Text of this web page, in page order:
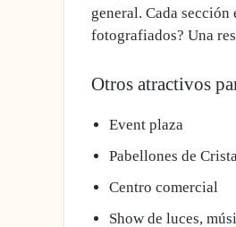
general. Cada sección
fotografiados? Una
Otros atractivos
Event plaza
Pabellones de
Centro comercial
Show de luces,